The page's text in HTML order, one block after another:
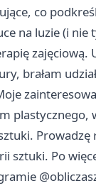
co
na luzie (i nie
zajęciową.
brałam
Prowadzę
sztuki. Po